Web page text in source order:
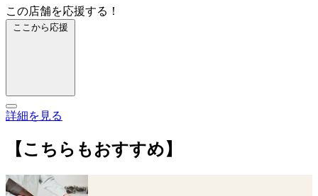
この店舗を応援する！
ここから応援
詳細を見る
【こちらもおすすめ】